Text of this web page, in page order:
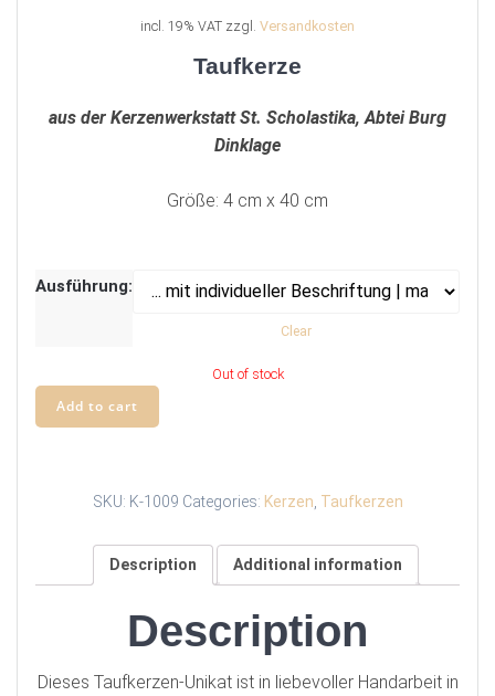
incl. 19% VAT zzgl. Versandkosten
Taufkerze
aus der Kerzenwerkstatt St. Scholastika, Abtei Burg
Dinklage
Größe: 4 cm x 40 cm
Ausführung:
Clear
Out of stock
Add to cart
SKU: K-1009 Categories: Kerzen, Taufkerzen
Description Additional information
Description
Dieses Taufkerzen-Unikat ist in liebevoller Handarbeit in